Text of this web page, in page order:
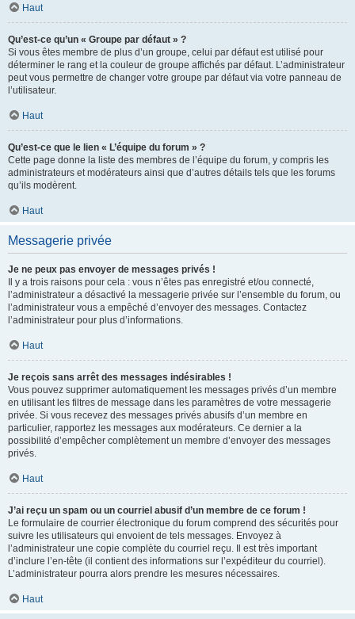
Haut
Qu’est-ce qu’un « Groupe par défaut » ?
Si vous êtes membre de plus d’un groupe, celui par défaut est utilisé pour
déterminer le rang et la couleur de groupe affichés par défaut. L’administrateur
peut vous permettre de changer votre groupe par défaut via votre panneau de
l’utilisateur.
Haut
Qu’est-ce que le lien « L’équipe du forum » ?
Cette page donne la liste des membres de l’équipe du forum, y compris les
administrateurs et modérateurs ainsi que d’autres détails tels que les forums
qu’ils modèrent.
Haut
Messagerie privée
Je ne peux pas envoyer de messages privés !
Il y a trois raisons pour cela : vous n’êtes pas enregistré et/ou connecté,
l’administrateur a désactivé la messagerie privée sur l’ensemble du forum, ou
l’administrateur vous a empêché d’envoyer des messages. Contactez
l’administrateur pour plus d’informations.
Haut
Je reçois sans arrêt des messages indésirables !
Vous pouvez supprimer automatiquement les messages privés d’un membre
en utilisant les filtres de message dans les paramètres de votre messagerie
privée. Si vous recevez des messages privés abusifs d’un membre en
particulier, rapportez les messages aux modérateurs. Ce dernier a la
possibilité d’empêcher complètement un membre d’envoyer des messages
privés.
Haut
J’ai reçu un spam ou un courriel abusif d’un membre de ce forum !
Le formulaire de courrier électronique du forum comprend des sécurités pour
suivre les utilisateurs qui envoient de tels messages. Envoyez à
l’administrateur une copie complète du courriel reçu. Il est très important
d’inclure l’en-tête (il contient des informations sur l’expéditeur du courriel).
L’administrateur pourra alors prendre les mesures nécessaires.
Haut